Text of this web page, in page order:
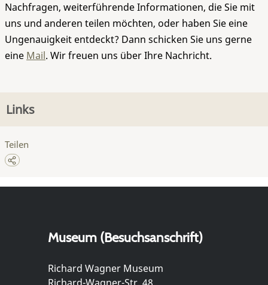
Nachfragen, weiterführende Informationen, die Sie mit
uns und anderen teilen möchten, oder haben Sie eine
Ungenauigkeit entdeckt? Dann schicken Sie uns gerne
eine Mail. Wir freuen uns über Ihre Nachricht.
Links
Teilen
Museum (Besuchsanschrift)
Richard Wagner Museum